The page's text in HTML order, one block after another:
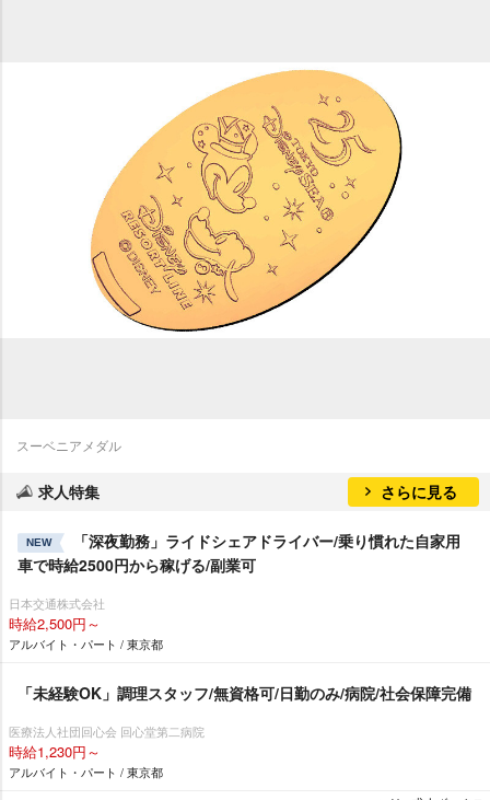
スーベニアメダル
求人特集 さらに見る
NEW
「深夜勤務」ライドシェアドライバー/乗り慣れた自家用
車で時給2500円から稼げる/副業可
日本交通株式会社
時給2,500円～
アルバイト・パート / 東京都
「未経験OK」調理スタッフ/無資格可/日勤のみ/病院/社会保障完備
医療法人社団回心会 回心堂第二病院
時給1,230円～
アルバイト・パート / 東京都